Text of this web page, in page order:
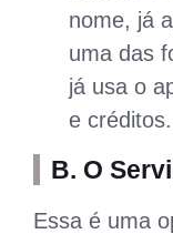
nome, já
uma das
já usa o
e créditos.
B. O
Essa é uma